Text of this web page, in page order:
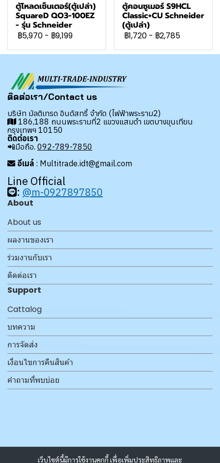
ตู้โหลดเซ็นเตอร์(ตู้เปล่า)
SquareD QO3-100EZ
- รุ่น Schneider
฿5,970 - ฿9,199
ตู้คอนซูเมอร์ S9HCL
Classic+CU Schneider
(ตู้เปล่า)
฿1,720 - ฿2,785
เว็บไซต์นี้มีการใช้งานคุกกี้ เพื่อเพิ่มประสิทธิภาพและ
ติดต่อเรา/Contact us
บริษัท มัลติเทรด อินดัสทรี้ จำกัด (ไฟฟ้าพระราม2)
186,188 ถนนพระรามที่2 แขวงแสมดำ เขตบางขุนเทียน
กรุงเทพฯ 10150
ติดต่อเรา
📲มือถือ. 092-789-7850
อีเมล์ : Multitrade.idt@gmail.com
Line Official
: @m-0927897850
About
About us
ผลงานของเรา
ร่วมงานกับเรา
ติดต่อเรา
Support
Cattalog
บทความ
การจัดส่ง
เงื่อนไขการคืนสินค้า
คำถามที่พบบ่อย